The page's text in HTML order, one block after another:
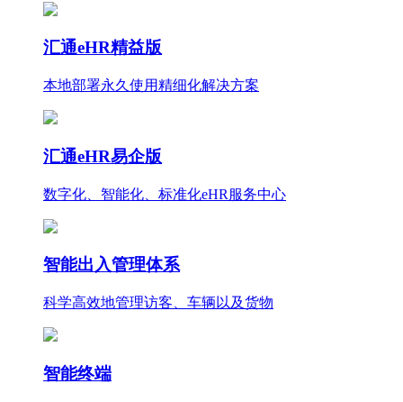
汇通eHR精益版
本地部署永久使用精细化解决方案
汇通eHR易企版
数字化、智能化、标准化eHR服务中心
智能出入管理体系
科学高效地管理访客、车辆以及货物
智能终端